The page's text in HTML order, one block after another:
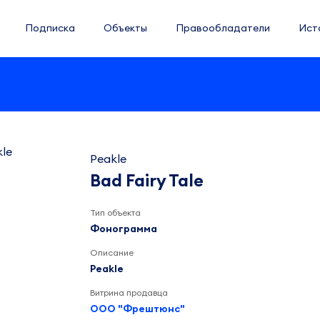
Подписка Объекты Правообладатели
Peakle
Bad Fairy Tale
Тип объекта
Фонограмма
Описание
Peakle
Витрина продавца
ООО "Фрештюнс"